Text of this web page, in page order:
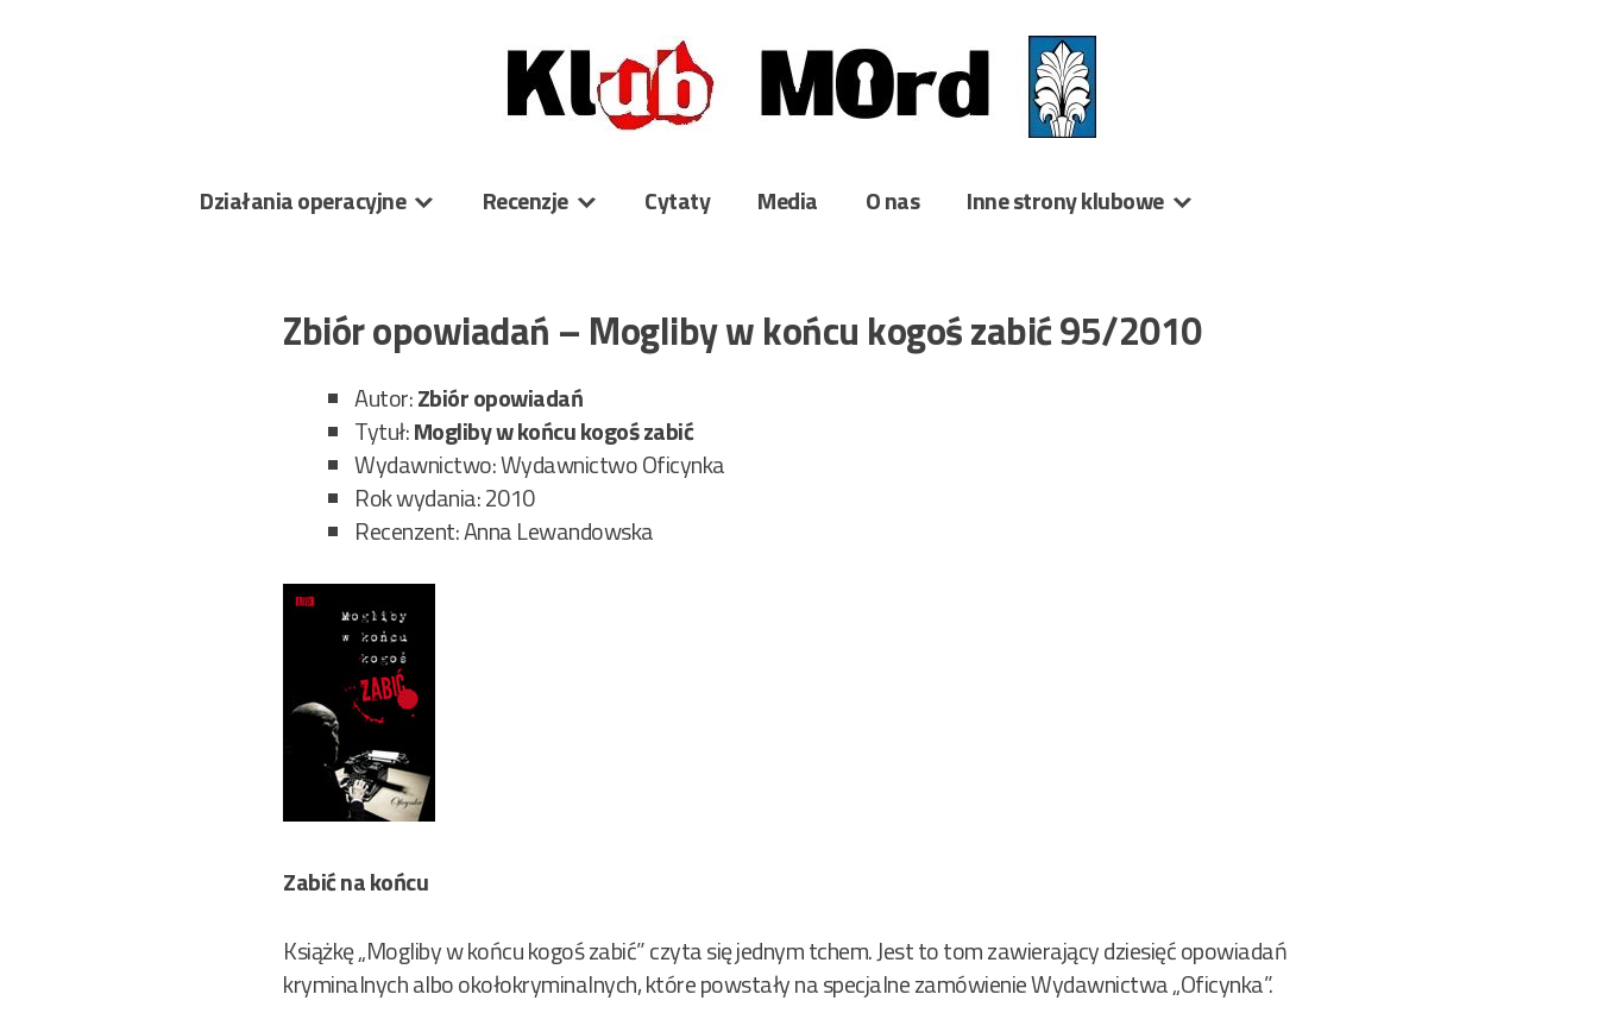
Działania operacyjne Recenzje Cytaty Media O nas Inne strony klubowe
Zbiór opowiadań – Mogliby w końcu kogoś zabić 95/2010
Autor:Zbiór opowiadań
Tytuł:Mogliby w końcu kogoś zabić
Wydawnictwo: Wydawnictwo Oficynka
Rok wydania: 2010
Recenzent: Anna Lewandowska
Zabić na końcu
Książkę „Mogliby w końcu kogoś zabić” czyta się jednym tchem. Jest to tom zawierający dziesięć opowiadań
kryminalnych albo okołokryminalnych, które powstały na specjalne zamówienie Wydawnictwa „Oficynka”.